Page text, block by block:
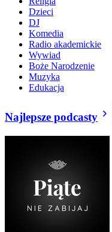
Dzieci
DJ
Komedia
Radio akademickie
Wywiad
Boże Narodzenie
Muzyka
Edukacja
Najlepsze podcasty